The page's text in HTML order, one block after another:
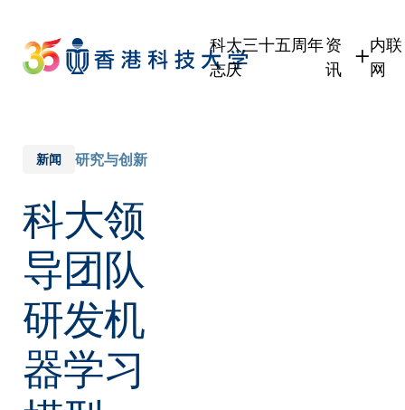
main
content
科大三十五周年
志庆
资
讯
内联
网
新闻 研究与创新
科大领
导团队
研发机
器学习